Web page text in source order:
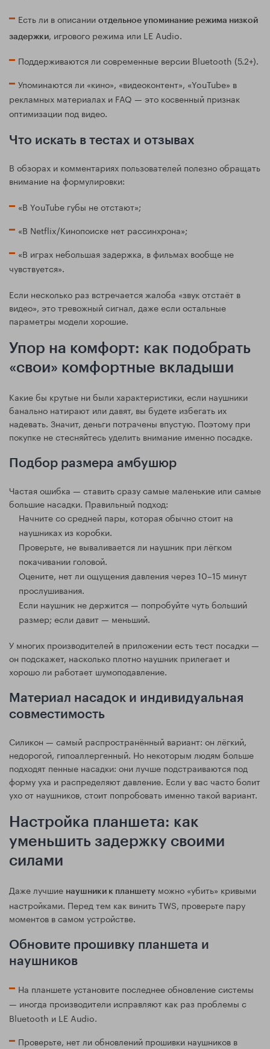
Есть ли в описании отдельное упоминание режима низкой
задержки, игрового режима или LE Audio.
Поддерживаются ли современные версии Bluetooth (5.2+).
Упоминаются ли «кино», «видеоконтент», «YouTube» в
рекламных материалах и FAQ — это косвенный признак
оптимизации под видео.
Что искать в тестах и отзывах
В обзорах и комментариях пользователей полезно обращать
внимание на формулировки:
«В YouTube губы не отстают»;
«В Netflix/Кинопоиске нет рассинхрона»;
«В играх небольшая задержка, в фильмах вообще не
чувствуется».
Если несколько раз встречается жалоба «звук отстаёт в
видео», это тревожный сигнал, даже если остальные
параметры модели хорошие.
Упор на комфорт: как подобрать
«свои» комфортные вкладыши
Какие бы крутые ни были характеристики, если наушники
банально натирают или давят, вы будете избегать их
надевать. Значит, деньги потрачены впустую. Поэтому при
покупке не стесняйтесь уделить внимание именно посадке.
Подбор размера амбушюр
Частая ошибка — ставить сразу самые маленькие или самые
большие насадки. Правильный подход:
Начните со средней пары, которая обычно стоит на
наушниках из коробки.
Проверьте, не вываливается ли наушник при лёгком
покачивании головой.
Оцените, нет ли ощущения давления через 10–15 минут
прослушивания.
Если наушник не держится — попробуйте чуть больший
размер; если давит — меньший.
У многих производителей в приложении есть тест посадки —
он подскажет, насколько плотно наушник прилегает и
хорошо ли работает шумоподавление.
Материал насадок и индивидуальная
совместимость
Силикон — самый распространённый вариант: он лёгкий,
недорогой, гипоаллергенный. Но некоторым людям больше
подходят пенные насадки: они лучше подстраиваются под
форму уха и распределяют давление. Если у вас часто болит
ухо от наушников, стоит попробовать именно такой вариант.
Настройка планшета: как
уменьшить задержку своими
силами
Даже лучшие наушники к планшету можно «убить» кривыми
настройками. Перед тем как винить TWS, проверьте пару
моментов в самом устройстве.
Обновите прошивку планшета и
наушников
На планшете установите последнее обновление системы
— иногда производители исправляют как раз проблемы с
Bluetooth и LE Audio.
Проверьте, нет ли обновлений прошивки наушников в